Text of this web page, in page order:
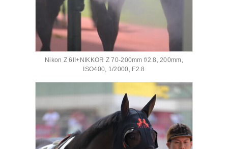
Nikon Z 6II+NIKKOR Z 70-200mm f/2.8, 200mm,
ISO400, 1/2000, F2.8